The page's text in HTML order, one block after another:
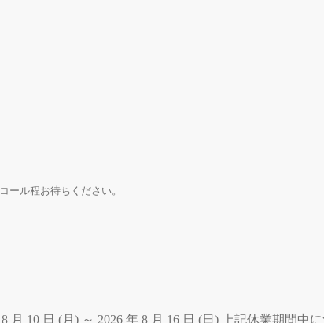
ール程お待ちください。
10 日 (月) ～ 2026 年 8 月 16 日 (日) 上記休業期間